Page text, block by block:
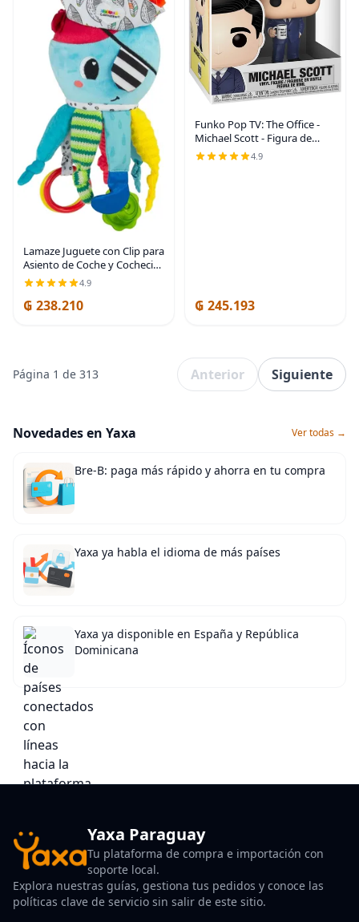
Lamaze Juguete con Clip para
Asiento de Coche y Cochecito
- Capitán Calamari - Juguetes
con Sonido Crujiente para
Asiento de Coche y Cochecito
4.9
₲ 238.210
Funko Pop TV: The Office -
Michael Scott - Figura de
vinilo coleccionable - Idea de
regalo - Mercancía oficial -
4.9
₲ 245.193
Página 1 de 313 Anterior Siguiente
Novedades en Yaxa Ver todas →
Bre-B: paga más rápido y ahorra en tu compra
Yaxa ya habla el idioma de más países
Yaxa ya disponible en España y República
Dominicana
Yaxa Paraguay
Tu plataforma de compra e importación con
soporte local.
Explora nuestras guías, gestiona tus pedidos y conoce las
políticas clave de servicio sin salir de este sitio.